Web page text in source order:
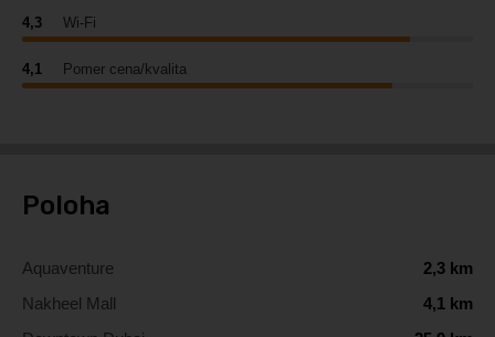
4,3 Wi-Fi
4,1 Pomer cena/kvalita
Poloha
Aquaventure
2,3 km
Nakheel Mall
4,1 km